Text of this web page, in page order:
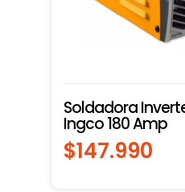
Soldadora
Ingco 180 Amp
$147.990